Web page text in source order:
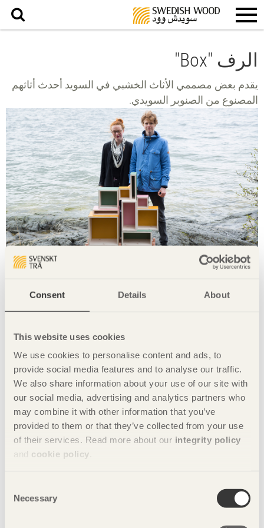
Consent Details About
This website uses cookies
We use cookies to personalise content and ads, to
provide social media features and to analyse our traffic.
We also share information about your use of our site with
our social media, advertising and analytics partners who
may combine it with other information that you’ve
provided to them or that they’ve collected from your use
of their services. Read more about our integrity policy
and cookie policy
Selection
Necessary
بحث
الرف "Box"
يقدم بعض مصممي الأثاث الخشبي في السويد أحدث أثاثهم
المصنوع من الصنوبر السويدي.
"Formellt" هو استوديو مقره ستوكهولم أسسه فريدا إرسون ومارتن
إكربيرغ في عام 2013. وهما يعملان بشكل أساسي في الأثاث
شركات أخرى. تحدثت فريدا ومارتن حول لماذا اختاروا تكميل
الخشب بالمعدن والجلود في مجموعتهم.
مشاركة هذه الصفحة:
التصاميم مستوحاة من تصميمات الأثاث الصيني في ندوة تم
الصحفي